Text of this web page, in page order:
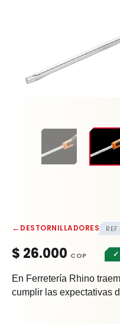
←DESTORNILLADORES REF.
$ 26.000 ✓
En Ferretería Rhino
cumplir las expectativas